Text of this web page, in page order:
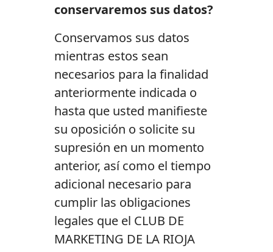
conservaremos sus datos?
Conservamos sus datos
mientras estos sean
necesarios para la finalidad
anteriormente indicada o
hasta que usted manifieste
su oposición o solicite su
supresión en un momento
anterior, así como el tiempo
adicional necesario para
cumplir las obligaciones
legales que el CLUB DE
MARKETING DE LA RIOJA